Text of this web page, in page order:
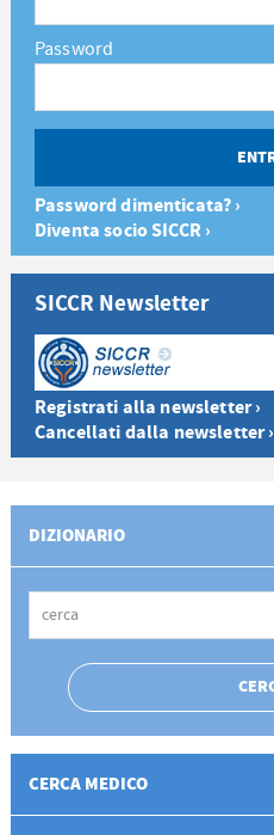
Password
Password dimenticata? ›
Diventa socio SICCR ›
SICCR Newsletter
Registrati alla newsletter ›
Cancellati dalla newsletter ›
DIZIONARIO
CERCA MEDICO